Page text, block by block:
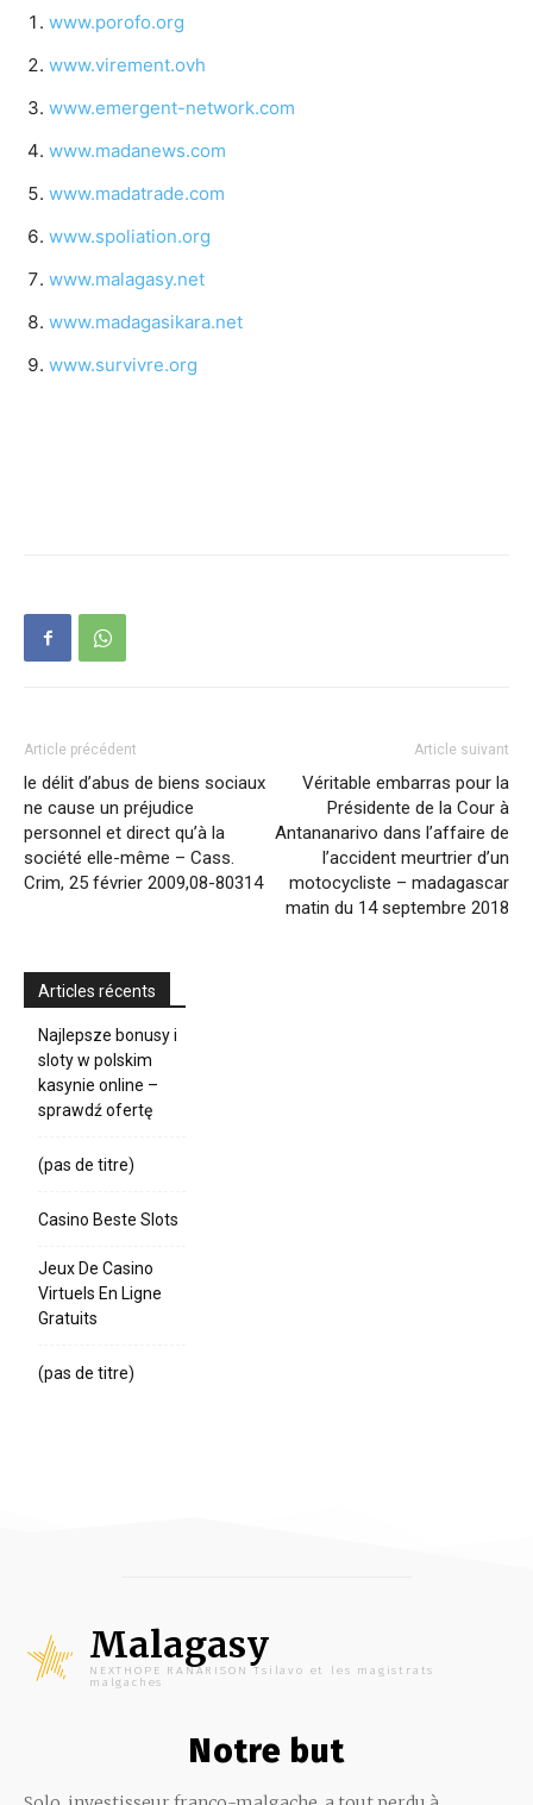
www.porofo.org
www.virement.ovh
www.emergent-network.com
www.madanews.com
www.madatrade.com
www.spoliation.org
www.malagasy.net
www.madagasikara.net
www.survivre.org
Article précédent
le délit d’abus de biens sociaux
ne cause un préjudice
personnel et direct qu’à la
société elle-même – Cass.
Crim, 25 février 2009,08-80314
Article suivant
Véritable embarras pour la
Présidente de la Cour à
Antananarivo dans l’affaire de
l’accident meurtrier d’un
motocycliste – madagascar
matin du 14 septembre 2018
Articles récents
Najlepsze bonusy i
sloty w polskim
kasynie online –
sprawdź ofertę
(pas de titre)
Casino Beste Slots
Jeux De Casino
Virtuels En Ligne
Gratuits
(pas de titre)
Malagasy
NEXTHOPE RANARISON Tsilavo et les magistrats
malgaches
Notre but